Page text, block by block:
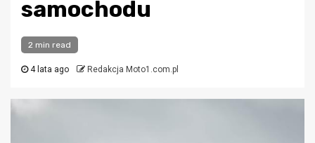
samochodu
2 min read
4 lata ago Redakcja Moto1.com.pl